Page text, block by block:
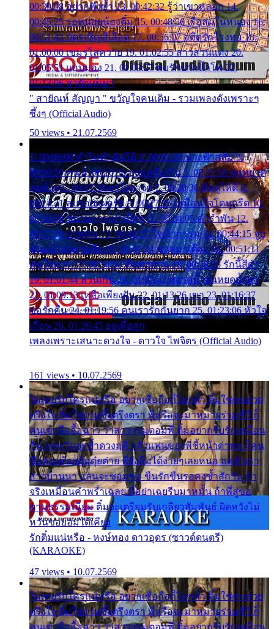
00:39:08 อยากฟังซ้ำ 13. 00:42:32 รู้ว่าเขาหลอก 14.
00:45:25 รอหน่อยน้องติ๋ม 15. 00:48:56 เรือล่มในหนอง 16.
00:51:43 บัตรเชิญสีเลือด 17. 00:56:07 อดีตรักโรงทอ 18.
01:00:00 เขมรไล่ควาย 19. 01:02:55 สาวสวนแตง 20.
01:05:51 แอบมอง 21. 01:09:27 พบรักปากน้ำโพ 22.
01:13:06 สายัณห์เมา
" สายัณห์ สัญญา " ขวัญใจคนเดิม - รวมเพลงดังเพราะๆ
ซึ้งๆ (Official Audio)
50 views • 21.07.2569
1. 00:00:00 ทำไมทำฉันได้ 2. 00:03:20 นางฟ้าสลัม 3.
00:06:50 คน 4. 00:10:36 บุญเหลือเกิน 5. 00:13:58 ฝนหยาด
สุดท้าย 6. 00:17:30 ยาใจยาจก 7. 00:20:30 คิดดูให้ดี 8.
00:24:21 ลบรอยแผลรัก 9. 00:27:35 เหมือนใจโดนกรีด 10.
00:30:54 ขบวนการเปาเปียว 11. 00:34:05 คำรำพัน 12.
00:37:20 ปาหนัน 13. 00:40:37 ใจเจ้ากรรม 14. 00:44:15 จูบ
ฉันแล้วจงตายเสีย 15. 00:47:24 ขอสูมาเต๊อะ 16. 00:51:11
คนใจมาร 17. 00:54:50 คืนทรมาน 18. 00:58:25 รักนี้สีดำ
19. 01:01:44 ส่วนเกิน 20. 01:05:42 หยาดน้ำฝนหยดน้ำตา
21. 01:09:13 เหลือเพียงฝัน 22. 01:13:26 เขา 23. 01:16:37
ขอรักคืน 24. 01:19:56 คนเรารักกันยาก 25. 01:23:06 หัวใจ
เถื่อน 26. 01:26:45 อยู่เพื่อลูก
เพลงเพราะเสนาะดวงใจ - ดาวใจ ไพจิตร (Official Audio)
161 views • 10.07.2569
ไม่เคยรักใครแน่หรือ อยากเชื่อถือก็ไม่กล้า ติ๋มใช่คนสวย
ตรึงใจ ติ๋มใช่งามซึ้งตรึงตรา พี่หรือจะมาหมายร่วมชีวี ก็
คนเขาลืออื้อฉาว ว่าสาวๆรุมตอมพี่ ติ๋มอยากรับรักเหมือน
กัน แต่หวั่นจะช้ำดวงฤดี กลัวแฟนของพี่ชี้หน้าด่าทอ ก็คน
ชื่อต๋อยต้อยตุ้มตุ๋ยต่าย พี่ยังลืมได้ง่ายๆเลยหนอ แค่ตัวเรา
สาวบ้านนา แสนจะซอมซ่อ ขืนรักขืนรอคงช้ำสักวัน ถ้า
จริงเหมือนคำพร่ำเฉลย พี่อย่าเฉยรีบมาหมั้น ถ้าพี่สู่ขอ
ตามธรรมเนียม ติ๋มจะเตรียมรับเกลียวสัมพันธ์ ผิดหวังไม่
หวั่นขอยอมได้เคียง
รักติ๋มแน่หรือ - หงษ์ทอง ดาวอุดร (ซาวด์ดนตรี)
(KARAOKE)
47 views • 10.07.2569
ไม่เคยรักใครแน่หรือ อยากเชื่อถือก็ไม่กล้า ติ๋มใช่คนสวย
ตรึงใจ ติ๋มใช่งามซึ้งตรึงตรา พี่หรือจะมาหมายร่วมชีวี ก็
คนเขาลืออื้อฉาว ว่าสาวๆรุมตอมพี่ ติ๋มอยากรับรักเหมือน